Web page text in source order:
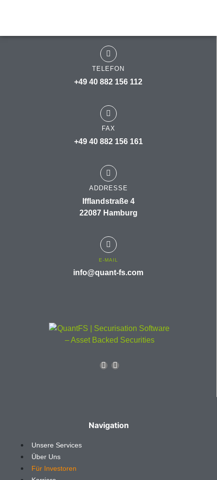
TELEFON
+49 40 882 156 112
FAX
+49 40 882 156 161
ADDRESSE
Ifflandstraße 4
22087 Hamburg
E-MAIL
info@quant-fs.com
Navigation
Unsere Services
Über Uns
Für Investoren